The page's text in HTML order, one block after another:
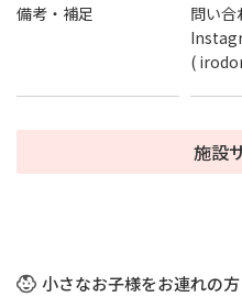
備考・補足
問い合
(
施設
小さなお子様をお連れの方